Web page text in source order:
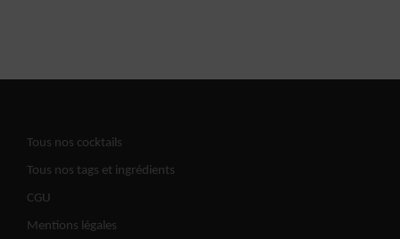
Tous nos cocktails
Tous nos tags et ingrédients
CGU
Mentions légales